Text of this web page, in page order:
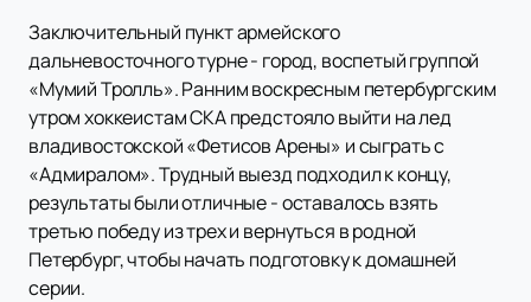
Заключительный пункт армейского
дальневосточного турне - город, воспетый группой
«Мумий Тролль». Ранним воскресным петербургским
утром хоккеистам СКА предстояло выйти на лед
владивостокской «Фетисов Арены» и сыграть с
«Адмиралом». Трудный выезд подходил к концу,
результаты были отличные - оставалось взять
третью победу из трех и вернуться в родной
Петербург, чтобы начать подготовку к домашней
серии.